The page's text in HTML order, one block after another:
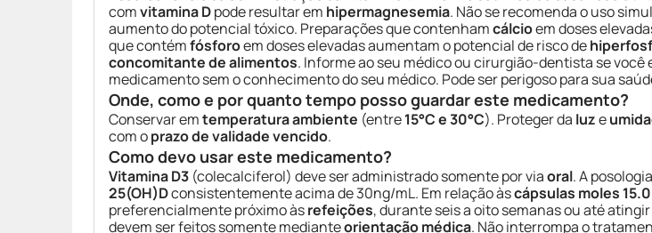
comvitamina Dpode resultar em hipermagnesemia. Não se recomenda o uso
aumento do potencial tóxico. Preparações que contenhamcálcioem doses
que contémfósforoem doses elevadas aumentam o potencial de risco de
concomitante de alimentos. Informe ao seu médico ou cirurgião-dentista se você
medicamento sem o conhecimento do seu médico. Pode ser perigoso para sua
Onde, como e por quanto tempo posso guardar este medicamento?
Conservar emtemperatura ambiente (entre15°C e 30°C). Proteger da luze
com oprazo de validade vencido.
Como devo usar este medicamento?
Vitamina D3 (colecalciferol) deve ser administrado somente por viaoral. A
25(OH)Dconsistentemente acima de 30ng/mL. Em relação àscápsulas moles
preferencialmente próximo àsrefeições, durante seis a oito semanas ou até
devem ser feitos somente medianteorientação médica. Não interrompa o